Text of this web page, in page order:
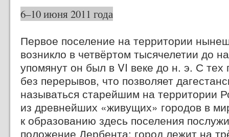
6–10 июня 2011 года
Первое поселение на территории
возникло в четвёртом тысячелетии до
упомянут он был в VI веке до н. э. С тех
без перерывов, что позволяет
называться старейшим на территории
из древнейших «живущих» городов в
к образованию здесь поселения
положение Дербента: город лежит на